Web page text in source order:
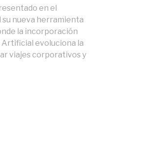
en el
su nueva herramienta
la incorporación
evoluciona la
viajes corporativos y